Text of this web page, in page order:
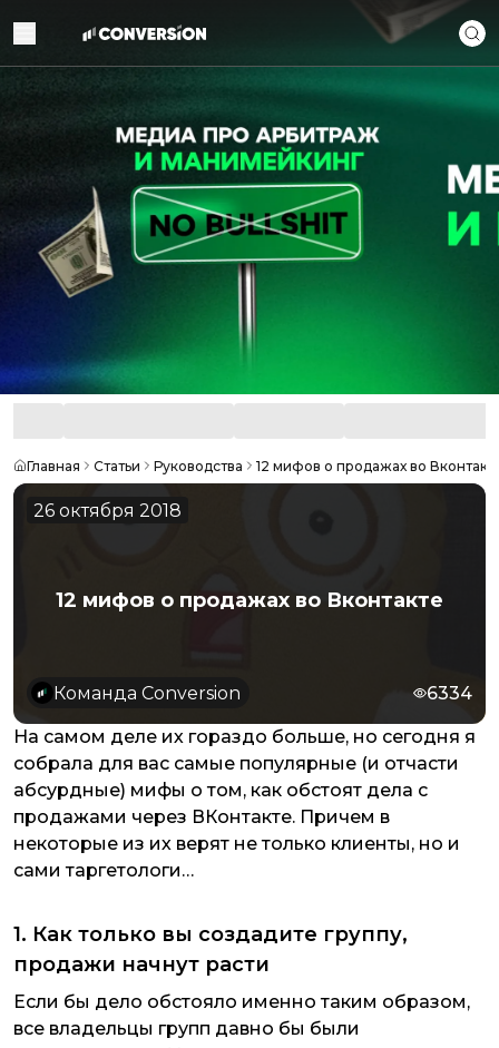
Главная Статьи Руководства 12 мифов о продажах во
26 октября 2018
12 мифов о продажах во Вконтакте
Команда Conversion 6334
На самом деле их гораздо больше, но сегодня я
собрала для вас самые популярные (и отчасти
абсурдные) мифы о том, как обстоят дела с
продажами через ВКонтакте. Причем в
некоторые из их верят не только клиенты, но и
сами таргетологи…
1. Как только вы создадите группу,
продажи начнут расти
Если бы дело обстояло именно таким образом,
все владельцы групп давно бы были